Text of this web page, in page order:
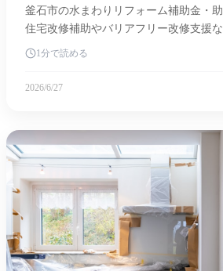
釜石市の水まわりリフォーム補助金・助
住宅改修補助やバリアフリー改修支援な
1分で読める
2026/6/27